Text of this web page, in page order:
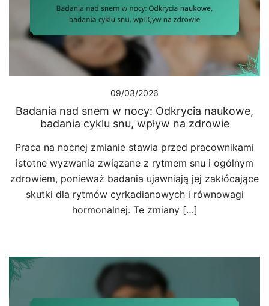
09/03/2026
Badania nad snem w nocy: Odkrycia naukowe,
badania cyklu snu, wpływ na zdrowie
Praca na nocnej zmianie stawia przed pracownikami
istotne wyzwania związane z rytmem snu i ogólnym
zdrowiem, ponieważ badania ujawniają jej zakłócające
skutki dla rytmów cyrkadianowych i równowagi
hormonalnej. Te zmiany […]